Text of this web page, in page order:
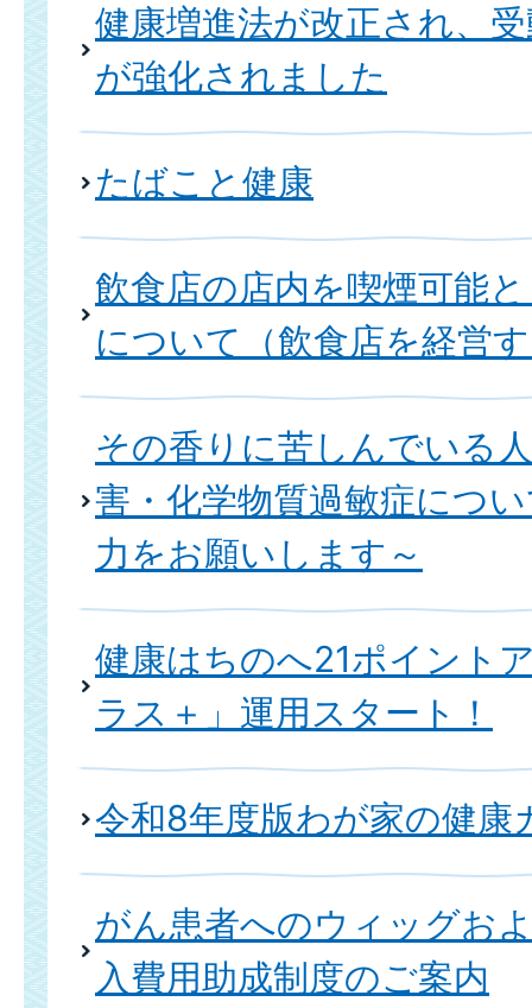
健康増進法が改正され、
が強化されました
たばこと健康
飲食店の店内を喫煙可能
について（飲食店を経営
その香りに苦しんでいる
害・化学物質過敏症につ
力をお願いします～
健康はちのへ21ポイント
ラス＋」運用スタート！
令和8年度版わが家の健康
がん患者へのウィッグお
入費用助成制度のご案内